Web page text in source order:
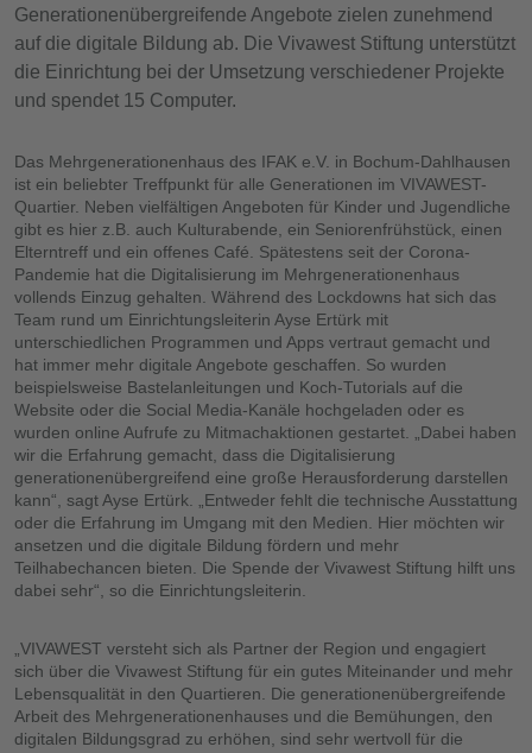
Generationenübergreifende Angebote zielen zunehmend
auf die digitale Bildung ab. Die Vivawest Stiftung unterstützt
die Einrichtung bei der Umsetzung verschiedener Projekte
und spendet 15 Computer.
Das Mehrgenerationenhaus des IFAK e.V. in Bochum-Dahlhausen
ist ein beliebter Treffpunkt für alle Generationen im VIVAWEST-
Quartier. Neben vielfältigen Angeboten für Kinder und Jugendliche
gibt es hier z.B. auch Kulturabende, ein Seniorenfrühstück, einen
Elterntreff und ein offenes Café. Spätestens seit der Corona-
Pandemie hat die Digitalisierung im Mehrgenerationenhaus
vollends Einzug gehalten. Während des Lockdowns hat sich das
Team rund um Einrichtungsleiterin Ayse Ertürk mit
unterschiedlichen Programmen und Apps vertraut gemacht und
hat immer mehr digitale Angebote geschaffen. So wurden
beispielsweise Bastelanleitungen und Koch-Tutorials auf die
Website oder die Social Media-Kanäle hochgeladen oder es
wurden online Aufrufe zu Mitmachaktionen gestartet. „Dabei haben
wir die Erfahrung gemacht, dass die Digitalisierung
generationenübergreifend eine große Herausforderung darstellen
kann“, sagt Ayse Ertürk. „Entweder fehlt die technische Ausstattung
oder die Erfahrung im Umgang mit den Medien. Hier möchten wir
ansetzen und die digitale Bildung fördern und mehr
Teilhabechancen bieten. Die Spende der Vivawest Stiftung hilft uns
dabei sehr“, so die Einrichtungsleiterin.
„VIVAWEST versteht sich als Partner der Region und engagiert
sich über die Vivawest Stiftung für ein gutes Miteinander und mehr
Lebensqualität in den Quartieren. Die generationenübergreifende
Arbeit des Mehrgenerationenhauses und die Bemühungen, den
digitalen Bildungsgrad zu erhöhen, sind sehr wertvoll für die